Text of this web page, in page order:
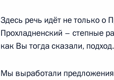
24 октября 2017 года,
Заявления для прессы по
24 октября 2017 года, 18:10
Здесь речь идёт не только о
Прохладненский – степные
как Вы тогда сказали, подход.
Мы выработали